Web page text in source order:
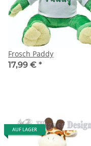
Frosch Paddy
17,99 € *
AUF LAGER